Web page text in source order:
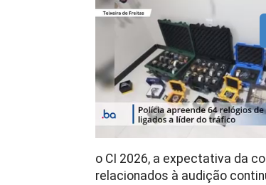
o CI 2026, a expectativa da
relacionados à audição